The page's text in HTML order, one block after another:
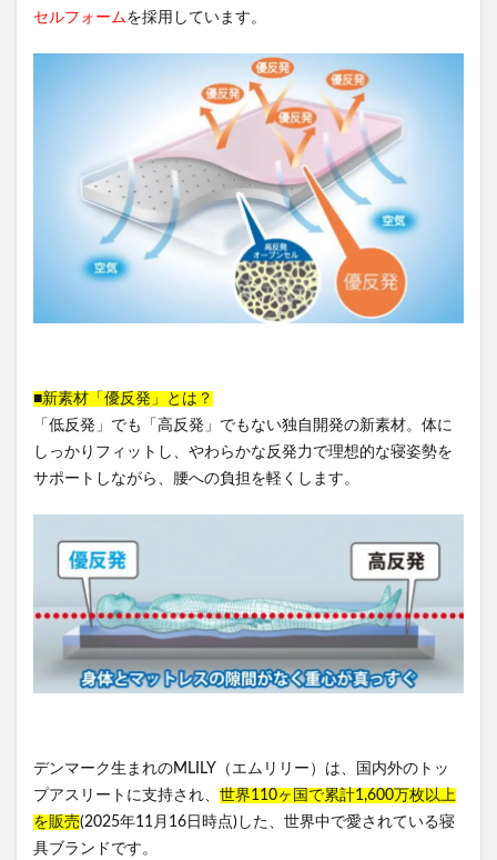
セルフォームを採用しています。
■新素材「優反発」とは？
「低反発」でも「高反発」でもない独自開発の新素材。体に
しっかりフィットし、やわらかな反発力で理想的な寝姿勢を
サポートしながら、腰への負担を軽くします。
デンマーク生まれのMLILY（エムリリー）は、国内外のトッ
プアスリートに支持され、 世界110ヶ国で累計1,600万枚以上
を販売(2025年11月16日時点)した、世界中で愛されている寝
具ブランドです。